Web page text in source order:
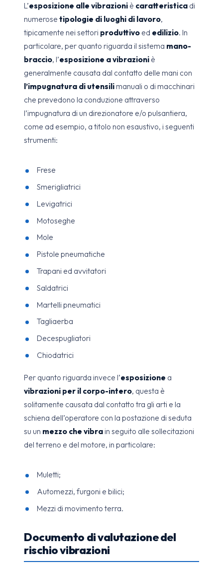
L’esposizione alle vibrazioni è caratteristica di
numerose tipologie di luoghi di lavoro,
tipicamente nei settori produttivo ed edilizio. In
particolare, per quanto riguarda il sistema mano-
braccio, l’esposizione a vibrazioni è
generalmente causata dal contatto delle mani con
l’impugnatura di utensilimanuali o di macchinari
che prevedono la conduzione attraverso
l’impugnatura di un direzionatore e/o pulsantiera,
come ad esempio, a titolo non esaustivo, i seguenti
strumenti:
Frese
Smerigliatrici
Levigatrici
Motoseghe
Mole
Pistole pneumatiche
Trapani ed avvitatori
Saldatrici
Martelli pneumatici
Tagliaerba
Decespugliatori
Chiodatrici
Per quanto riguarda invece l’esposizione a
vibrazioni per il corpo-intero, questa è
solitamente causata dal contatto tra gli arti e la
schiena dell’operatore con la postazione di seduta
su un mezzo che vibrain seguito alle sollecitazioni
del terreno e del motore, in particolare:
Muletti;
Automezzi, furgoni e bilici;
Mezzi di movimento terra.
Documento di valutazione del
rischio vibrazioni